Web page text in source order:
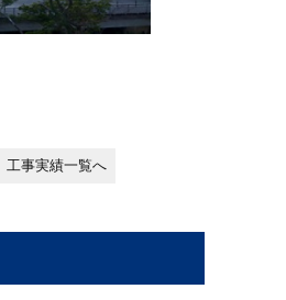
工事実績一覧へ